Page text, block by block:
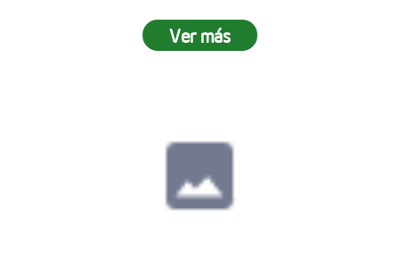
Ver más